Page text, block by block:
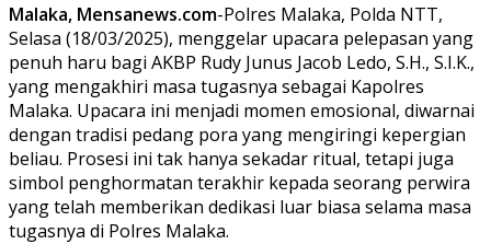
Malaka, Mensanews.com-Polres Malaka, Polda NTT,
Selasa (18/03/2025), menggelar upacara pelepasan yang
penuh haru bagi AKBP Rudy Junus Jacob Ledo, S.H., S.I.K.,
yang mengakhiri masa tugasnya sebagai Kapolres
Malaka. Upacara ini menjadi momen emosional, diwarnai
dengan tradisi pedang pora yang mengiringi kepergian
beliau. Prosesi ini tak hanya sekadar ritual, tetapi juga
simbol penghormatan terakhir kepada seorang perwira
yang telah memberikan dedikasi luar biasa selama masa
tugasnya di Polres Malaka.